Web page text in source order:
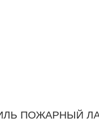
ПОЖАРНЫЙ